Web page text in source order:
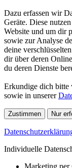
Dazu erfassen wir
Geräte. Diese
Website und um dir
sowie zur Analyse
deine
dir über deren
du deren Dienste
Erkundige dich bitte
sowie in unserer
Zustimmen Nur
Individuelle